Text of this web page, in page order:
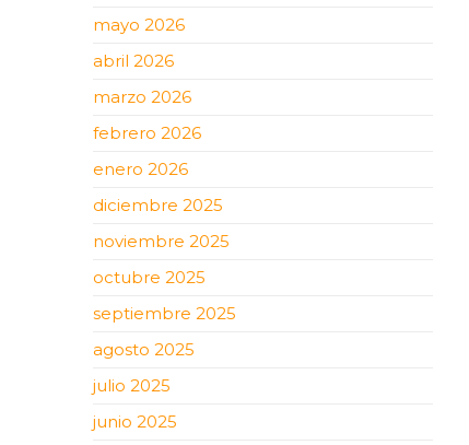
mayo 2026
abril 2026
marzo 2026
febrero 2026
enero 2026
diciembre 2025
noviembre 2025
octubre 2025
septiembre 2025
agosto 2025
julio 2025
junio 2025